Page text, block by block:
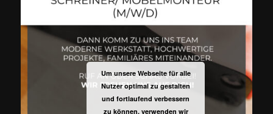
Um unsere Webseite für alle
Nutzer optimal zu gestalten
und fortlaufend verbessern
zu können, verwenden wir